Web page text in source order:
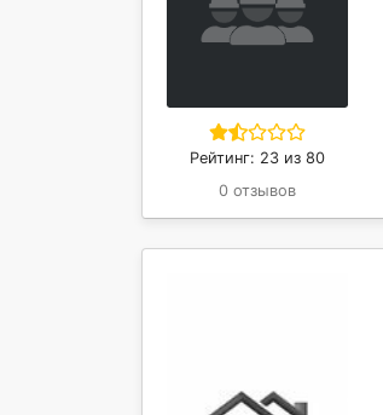
Рейтинг: 23 из 80
0 отзывов